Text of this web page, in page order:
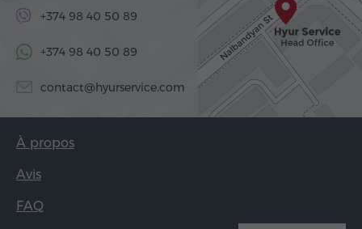
+374 98 40 50 89
+374 98 40 50 89
contact@hyurservice.com
À propos
Avis
FAQ